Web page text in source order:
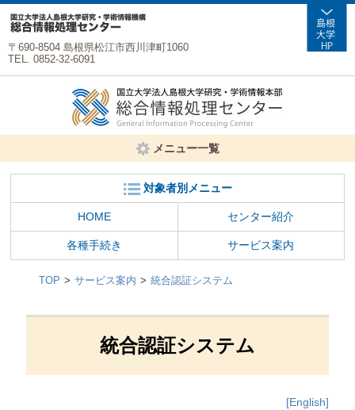
〒690-8504 島根県松江市西川津町1060
TEL. 0852-32-6091
メニュー一覧
対象者別メニュー
HOME センター紹介
各種手続き サービス案内
TOP サービス案内 統合認証システム
統合認証システム
[English]